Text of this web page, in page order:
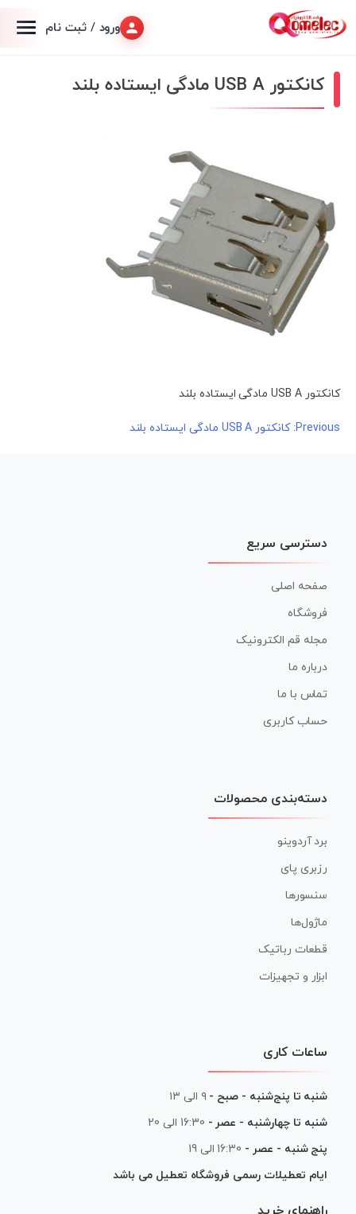
ورود / ثبت نام
کانکتور USB A مادگی ایستاده بلند
کانکتور USB A مادگی ایستاده بلند
راهبری
Previous: کانکتور USB A مادگی ایستاده بلند
دسترسی سریع
صفحه اصلی
فروشگاه
مجله قم الکترونیک
درباره ما
تماس با ما
حساب کاربری
دسته‌بندی محصولات
برد آردوینو
رزبری پای
سنسورها
ماژول‌ها
قطعات رباتیک
ابزار و تجهیزات
ساعات کاری
شنبه تا پنج‌شنبه - صبح - ۹ الی ۱۳
شنبه تا چهارشنبه - عصر - 16:30 الی 20
پنج شنبه - عصر - 16:30 الی 19
ایام تعطیلات رسمی فروشگاه تعطیل می باشد
راهنمای خرید